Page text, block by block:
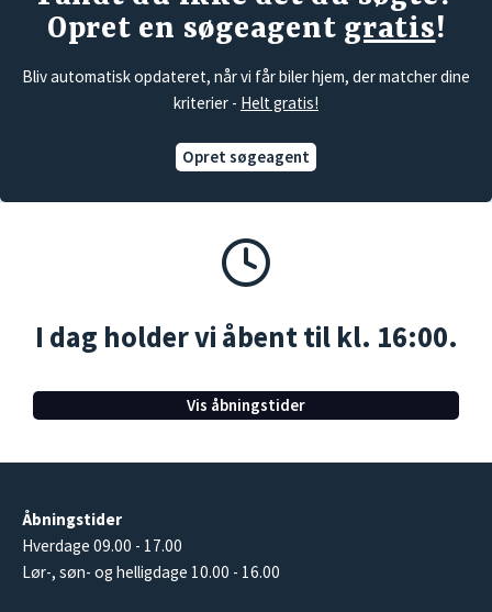
Opret en søgeagent gratis!
Bliv automatisk opdateret, når vi får biler hjem, der matcher dine
kriterier - Helt gratis!
Opret søgeagent
I dag holder vi åbent til kl. 16:00.
Vis åbningstider
Åbningstider
Hverdage 09.00 - 17.00
Lør-, søn- og helligdage 10.00 - 16.00